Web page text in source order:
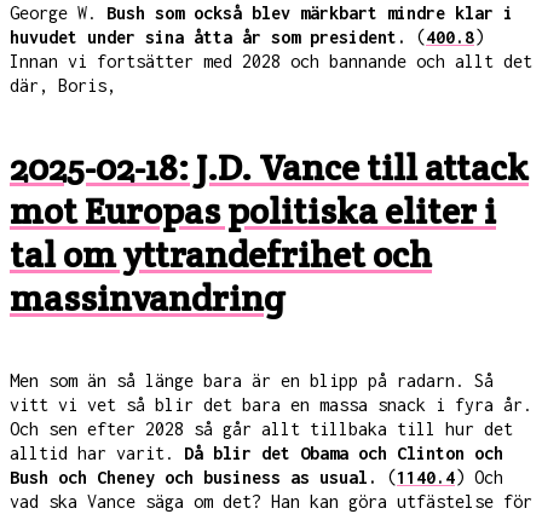
George W. Bush som också blev märkbart mindre klar i
huvudet under sina åtta år som president.
(400.8)
Innan vi fortsätter med 2028 och bannande och allt det
där, Boris,
2025-02-18: J.D. Vance till attack
mot Europas politiska eliter i
tal om yttrandefrihet och
massinvandring
Men som än så länge bara är en blipp på radarn. Så
vitt vi vet så blir det bara en massa snack i fyra år.
Och sen efter 2028 så går allt tillbaka till hur det
alltid har varit. Då blir det Obama och Clinton och
Bush och Cheney och business as usual.
(1140.4) Och
vad ska Vance säga om det? Han kan göra utfästelse för